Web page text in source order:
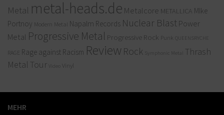
Metal metal-heads.de Metalcore METALLICA MIke
Portnoy Modern Metal Napalm Records Nuclear Blast Power
Metal Progressive Metal Progressive Rock Punk QUEENSRYCHE
RAGE Rage against Racism Review Rock Symphonic Metal
Thrash
Metal Tour Video Vinyl
MEHR